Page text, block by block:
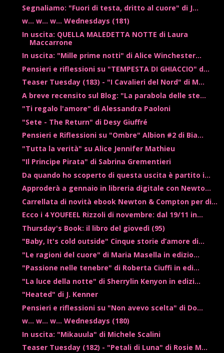
Segnaliamo: "Fuori di testa, dritto al cuore" di J...
w... w... w... Wednesdays (181)
In uscita: QUELLA MALEDETTA NOTTE di Laura
Maccarrone
In uscita: "Mille prime notti" di Alice Winchester...
Pensieri e riflessioni su "TEMPESTA DI GHIACCIO" d...
Teaser Tuesday (183) - "I Cavalieri del Nord" di M...
A breve recensito sul Blog: "La parabola delle ste...
"Ti regalo l'amore" di Alessandra Paoloni
"Sete - The Return" di Desy Giuffré
Pensieri e Riflessioni su "Ombre" Albion #2 di Bia...
"Tutta la verità" su Alice Jennifer Mathieu
"Il Principe Pirata" di Sabrina Grementieri
Da quando ho scoperto di questa uscita è partito i...
Approderà a gennaio in libreria digitale con Newto...
Carrellata di novità ebook Newton & Compton per di...
Ecco i 4 YOUFEEL Rizzoli di novembre: dal 19/11 in...
Thursday's Book: il libro del giovedì (95)
"Baby, It's cold outside" Cinque storie d’amore di...
"Le ragioni del cuore" di Maria Masella in edizio...
"Passione nelle tenebre" di Roberta Ciuffi in edi...
"La luce della notte" di Sherrylin Kenyon in edizi...
"Heated" di J. Kenner
Pensieri e riflessioni su "Non avevo scelta" di Do...
w... w... w... Wednesdays (180)
In uscita: "Mikauula" di Michele Scalini
Teaser Tuesday (182) - "Petali di Luna" di Rosie M...